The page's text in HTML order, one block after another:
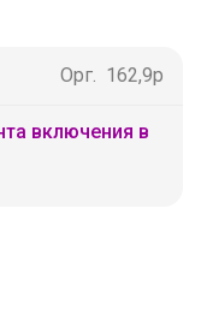
Орг. 162,9р
включения в